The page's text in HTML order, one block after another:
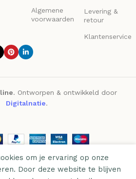
Algemene
voorwaarden
Levering &
retour
Klantenservice
. Ontworpen & ontwikkeld door
Digitalnatie.
om je ervaring op onze
Door deze website te blijven